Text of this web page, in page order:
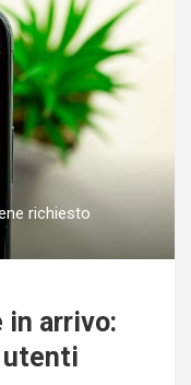
richiesto
arrivo:
utenti